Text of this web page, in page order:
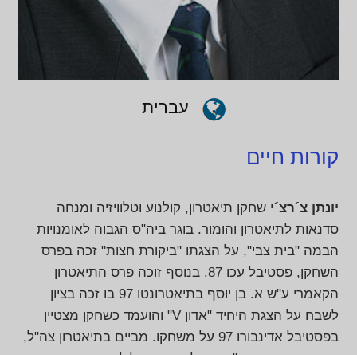
עברית
קורות חיים
יונתן צ´רצ´י שחקן תיאטרון, קולנוע וטלוויזיה ומנחה
סדנאות לתיאטרון והומור. בוגר ביה"ס הגבוה לאומנויות
הבמה "בית צבי", על הצגתו "ביקורת חצות" זכה בפרס
השחקן, פסטיבל עכו 87. בנוסף זוכה פרס התיאטרון
הקאמרי ע"ש א. בן יוסף בתיאטרונטו 97 בו זכה בציון
לשבח על הצגת היחיד "אדון V" והועמד כשחקן מצטיין
בפסטיבל אדינבורו 97 על משחקו. מביים בתיאטרון צה"ל,